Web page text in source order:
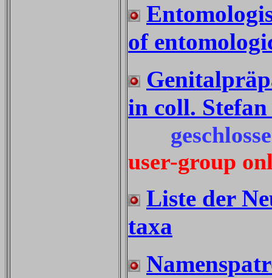
of
in coll.
user-group
Liste der
taxa